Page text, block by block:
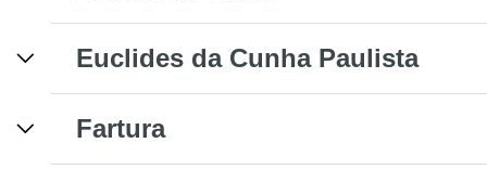
Euclides da Cunha Paulista
Fartura